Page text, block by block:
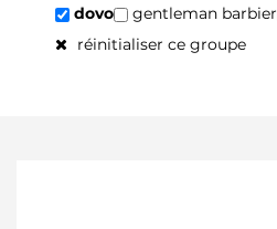
dovo
gentleman barbier
réinitialiser ce groupe